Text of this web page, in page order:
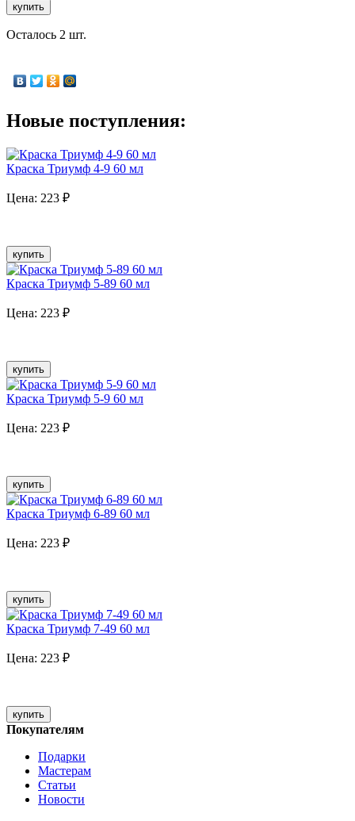
купить
Осталось 2 шт.
Новые поступления:
Краска Триумф 4-9 60 мл
Цена: 223 ₽
купить
Краска Триумф 5-89 60 мл
Цена: 223 ₽
купить
Краска Триумф 5-9 60 мл
Цена: 223 ₽
купить
Краска Триумф 6-89 60 мл
Цена: 223 ₽
купить
Краска Триумф 7-49 60 мл
Цена: 223 ₽
купить
Покупателям
Подарки
Мастерам
Статьи
Новости